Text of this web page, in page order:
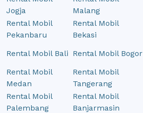
Jogja
Malang
Rental Mobil
Pekanbaru
Rental Mobil
Bekasi
Rental Mobil Bali Rental Mobil Bogor
Rental Mobil
Medan
Rental Mobil
Tangerang
Rental Mobil
Palembang
Rental Mobil
Banjarmasin